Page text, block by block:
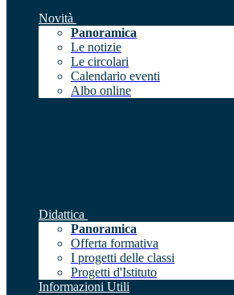
Novità
Panoramica
Le notizie
Le circolari
Calendario eventi
Albo online
Didattica
Panoramica
Offerta formativa
I progetti delle classi
Progetti d'Istituto
Informazioni Utili